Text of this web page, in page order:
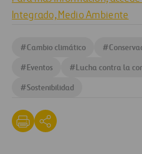
Integrado, Medio Ambiente​
#Cambio climático #
#Eventos #Lucha contra la
#Sostenibilidad